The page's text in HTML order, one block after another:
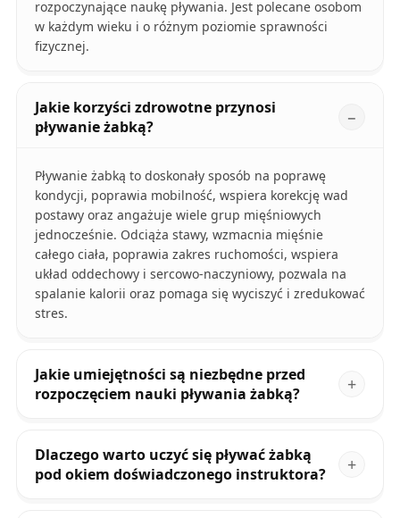
rozpoczynające naukę pływania. Jest polecane osobom
w każdym wieku i o różnym poziomie sprawności
fizycznej.
Jakie korzyści zdrowotne przynosi
pływanie żabką?
Pływanie żabką to doskonały sposób na poprawę
kondycji, poprawia mobilność, wspiera korekcję wad
postawy oraz angażuje wiele grup mięśniowych
jednocześnie. Odciąża stawy, wzmacnia mięśnie
całego ciała, poprawia zakres ruchomości, wspiera
układ oddechowy i sercowo-naczyniowy, pozwala na
spalanie kalorii oraz pomaga się wyciszyć i zredukować
stres.
Jakie umiejętności są niezbędne przed
rozpoczęciem nauki pływania żabką?
Dlaczego warto uczyć się pływać żabką
pod okiem doświadczonego instruktora?